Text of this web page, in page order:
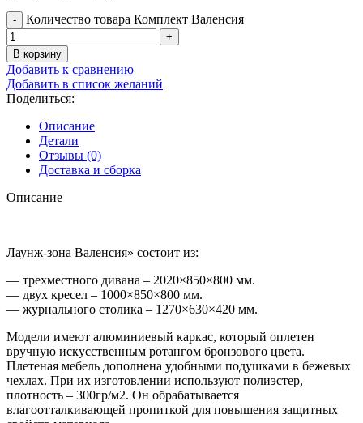
Количество товара Комплект Валенсия
В корзину
Добавить к сравнению
Добавить в список желаний
Поделиться:
Описание
Детали
Отзывы (0)
Доставка и сборка
Описание
Лаунж-зона Валенсия» состоит из:
— трехместного дивана – 2020×850×800 мм.
— двух кресел – 1000×850×800 мм.
— журнального столика – 1270×630×420 мм.
Модели имеют алюминиевый каркас, который оплетен
вручную искусственным ротангом бронзового цвета.
Плетеная мебель дополнена удобными подушками в бежевых
чехлах. При их изготовлении используют полиэстер,
плотность – 300гр/м2. Он обрабатывается
влагоотталкивающей пропиткой для повышения защитных